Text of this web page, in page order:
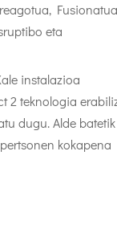
Fusionatua
eta
instalazioa
2 teknologia
dugu. Alde batetik
kokapena